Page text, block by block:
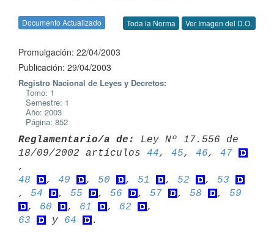
Documento Actualizado Toda la Norma Ver Imagen del D.O.
Promulgación: 22/04/2003
Publicación: 29/04/2003
Registro Nacional de Leyes y Decretos:
Tomo: 1
Semestre: 1
Año: 2003
Página: 852
Reglamentario/a de:
Ley Nº 17.556 de
18/09/2002 artículos 44, 45, 46, 47
48
, 49 , 50 , 51 , 52 , 53
, 54 , 55 , 56 , 57 , 58 , 59
, 60 , 61 , 62
63
y 64